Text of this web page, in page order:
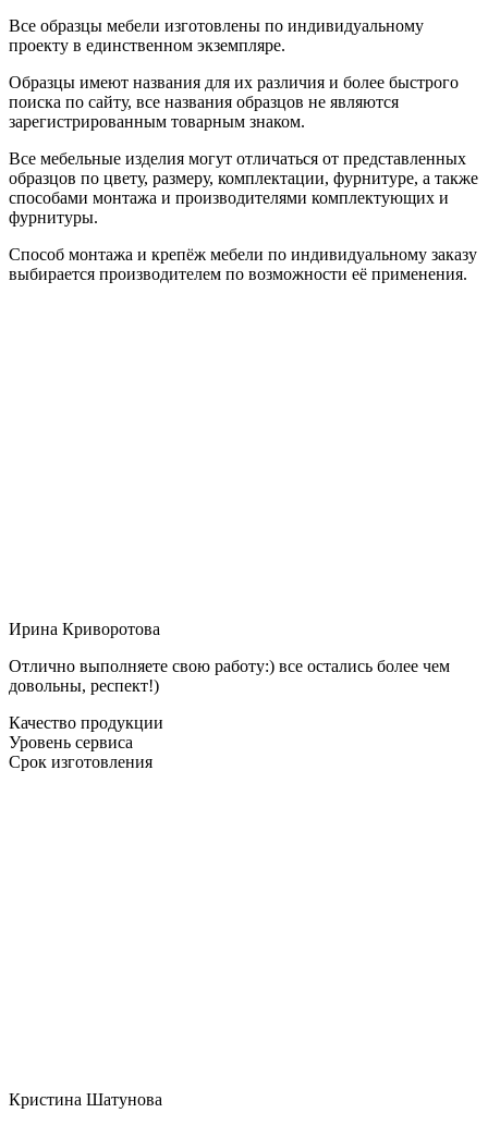
Все образцы мебели изготовлены по индивидуальному
проекту в единственном экземпляре.
Образцы имеют названия для их различия и более быстрого
поиска по сайту, все названия образцов не являются
зарегистрированным товарным знаком.
Все мебельные изделия могут отличаться от представленных
образцов по цвету, размеру, комплектации, фурнитуре, а также
способами монтажа и производителями комплектующих и
фурнитуры.
Способ монтажа и крепёж мебели по индивидуальному заказу
выбирается производителем по возможности её применения.
Ирина Криворотова
Отлично выполняете свою работу:) все остались более чем
довольны, респект!)
Качество продукции
Уровень сервиса
Срок изготовления
Кристина Шатунова